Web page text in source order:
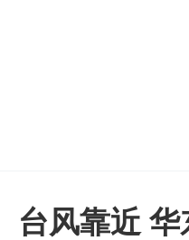
台风靠近